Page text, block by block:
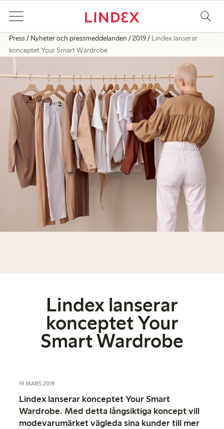
Press Nyheter och pressmeddelanden 2019
Lindex lanserar
konceptet Your Smart Wardrobe
Lindex lanserar
konceptet Your
Smart Wardrobe
19 MARS 2019
Lindex lanserar konceptet Your Smart
Wardrobe. Med detta långsiktiga koncept vill
modevarumärket vägleda sina kunder till mer